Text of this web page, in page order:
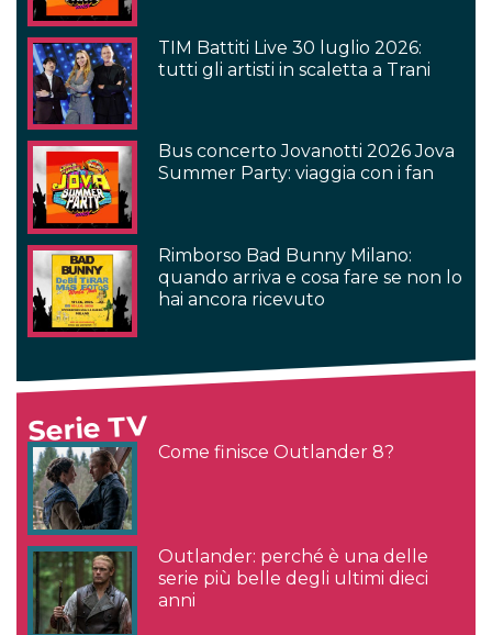
TIM Battiti Live 30 luglio 2026:
tutti gli artisti in scaletta a Trani
Bus concerto Jovanotti 2026 Jova
Summer Party: viaggia con i fan
Rimborso Bad Bunny Milano:
quando arriva e cosa fare se non lo
hai ancora ricevuto
Serie TV
Come finisce Outlander 8?
Outlander: perché è una delle
serie più belle degli ultimi dieci
anni